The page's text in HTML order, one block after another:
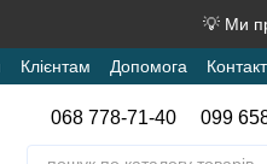
💡 Ми
Клієнтам Допомога
068 778-71-40 099